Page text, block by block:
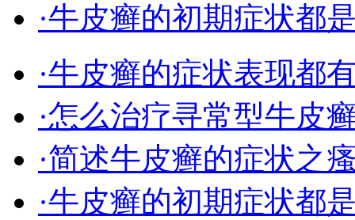
·牛皮癣的初期症状都
·牛皮癣的症状表现都
·怎么治疗寻常型牛皮
·简述牛皮癣的症状之
·牛皮癣的初期症状都